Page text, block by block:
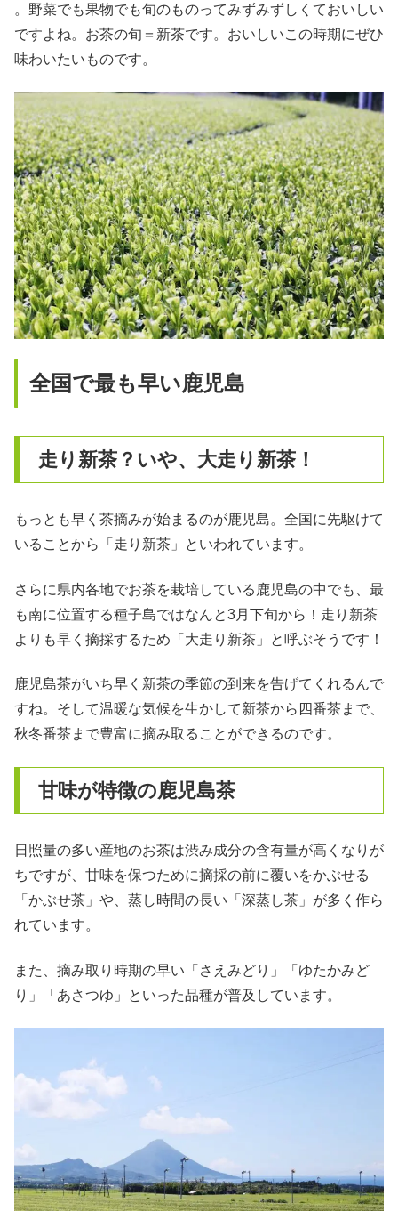
。野菜でも果物でも旬のものってみずみずしくておいしい
ですよね。お茶の旬＝新茶です。おいしいこの時期にぜひ
味わいたいものです。
全国で最も早い鹿児島
走り新茶？いや、大走り新茶！
もっとも早く茶摘みが始まるのが鹿児島。全国に先駆けて
いることから「走り新茶」といわれています。
さらに県内各地でお茶を栽培している鹿児島の中でも、最
も南に位置する種子島ではなんと3月下旬から！走り新茶
よりも早く摘採するため「大走り新茶」と呼ぶそうです！
鹿児島茶がいち早く新茶の季節の到来を告げてくれるんで
すね。そして温暖な気候を生かして新茶から四番茶まで、
秋冬番茶まで豊富に摘み取ることができるのです。
甘味が特徴の鹿児島茶
日照量の多い産地のお茶は渋み成分の含有量が高くなりが
ちですが、甘味を保つために摘採の前に覆いをかぶせる
「かぶせ茶」や、蒸し時間の長い「深蒸し茶」が多く作ら
れています。
また、摘み取り時期の早い「さえみどり」「ゆたかみど
り」「あさつゆ」といった品種が普及しています。